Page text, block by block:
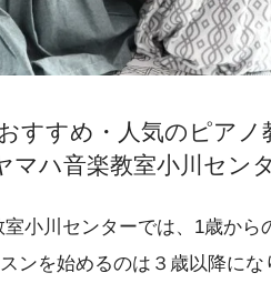
すすめ・人気のピアノ
ハ音楽教室小川セン
小川センターでは、1歳か
ンを始めるのは３歳以降にな